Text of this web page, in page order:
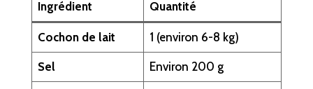
Ingrédient Quantité
Cochon de lait 1 (environ 6-8 kg)
Sel Environ 200 g